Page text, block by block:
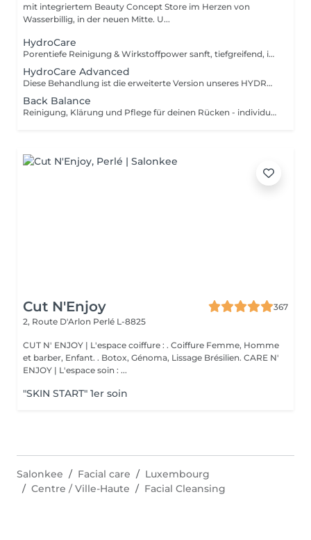
mit integriertem Beauty Concept Store im Herzen von
Wasserbillig, in der neuen Mitte. U...
HydroCare
Porentiefe Reinigung & Wirkstoffpower sanft, tiefgreifend, individuell. Diese Behandlung bringt deine Haut auf ein neues Level mit der innovativen HYDROcare Aqua Balance Technologie, entwickelt in Deutschland. Anders als herkömmliche Aquabrasion arbeitet HYDROcare nicht nur mit Wasser sondern mit hochkonzentrierten Flüssigkeiten, die gezielt auf deine Hautbedürfnisse abgestimmt sind. 4 präzise abgestimmte Schritte sorgen für eine Kombination aus sanfter Tiefenreinigung, Hauterneuerung, Detox und Wirkstoffversorgung ohne Irritation, aber mit maximalem Glow. Die 4 Schritte im Überblick: 1. CLEAN Sanfte Tiefenreinigung mit Spirulina Maxima Extrakt und Pentylene Glycol. Entfernt Schmutz, überschüssigen Talg & Unreinheiten, stärkt die Hautbarriere 2. PEEL Mildes Peeling mit Glykolsäure & Milchsäure. Verfeinert die Hautstruktur, löst abgestorbene Hautzellen und bereitet die Haut optimal auf Wirkstoffe vor 3. DETOX Klärende Tiefenreinigung mit Hamamelis & Kamillenextrakt. Beruhigt, wirkt entzündungshemmend & reduziert Unterlagerungen 4. REFRESH Intensive Versorgung mit niedermolekularer Hyaluronsäure & Vitamin C. Polstert auf, versorgt mit Feuchtigkeit und schenkt sofortige Strahlkraft Ergebnisse, die du spürst und siehst!
HydroCare Advanced
Diese Behandlung ist die erweiterte Version unseres HYDROcare-Facials und geht noch einen entscheidenden Schritt weiter: Neben den 4 klassischen Aqua-Steps sorgt eine gezielte Sauerstoff-Wirkstoffversorgung und eine Druckluftmassage dafür, dass die Haut nicht nur gereinigt und durchfeuchtet wird sondern in der Tiefe versorgt, aktiviert und nachhaltig gestärkt. 6 Schritte für echte Veränderung: 1. CLEAN Reinigung mit Spirulina & Pentylene Glycol 2. PEEL Milde Säurelösung mit Glykol- & Milchsäure 3. DETOX Talgregulation mit Kamille & Hamamelis 4. REFRESH Hyaluron & Vitamin C für Frische & Glow 5. OXYGEN GUN Tiefenwirksame Wirkstoffversorgung: Hochdosierte Essenzen werden mit feinem Sauerstoffnebel auf die Haut aufgebracht. Durch ihre besonders niedrige Molekularstruktur dringen die Wirkstoffe tief ein ideal zur intensiven Feuchtigkeitsversorgung, Anti-Aging oder Beruhigung. 6. DERMA PRESSURE Sanfte Druckluftmassage: Impulse per Druckluft massieren die Essenzen gezielt in tiefere Hautschichten. Besonders effizient, punktgenau und völlig schmerzfrei für langanhaltende Effekte und ein strahlendes Finish.
Back Balance
Reinigung, Klärung und Pflege für deinen Rücken - individuell & wirkungsvoll. Unreiner Rücken? Unterlagerungen Pickelmale oder kleine Entzündungen, die einfach nicht weggehen wollen? Die Haut am Rücken ist oft schwieriger zu pflegen und dabei genauso sensibel wie im Gesicht. Mit Back Balance bieten wir dir eine professionelle Tiefenreinigung des Rückens abgestimmt auf dein Hautbild und deine individuellen Bedürfnisse. Was erwartet dich? Diese Behandlung kombiniert modernste Reinigungstechniken mit regenerierender Pflege, um die obersten Hautschichten gezielt zu verfeinern und für die Ausreinigung vorzubereiten. Besonders geeignet bei: - Entzündlicher oder unreiner Rückenpartie Akne - hormonell bedingten Rückenausbrüchen - Verhornungen & Pigmentstörungen - Vor besonderen Anlässen (z.B. Sommer, Hochzeit, Rückenfrei-Outfits)
Cut N'Enjoy
367
2, Route D'Arlon Perlé L-8825
CUT N' ENJOY | L'espace coiffure : . Coiffure Femme, Homme
et barber, Enfant. . Botox, Génoma, Lissage Brésilien. CARE N'
ENJOY | L'espace soin : ...
"SKIN START" 1er soin
Salonkee Facial care
Luxembourg
Centre / Ville-Haute
Facial Cleansing